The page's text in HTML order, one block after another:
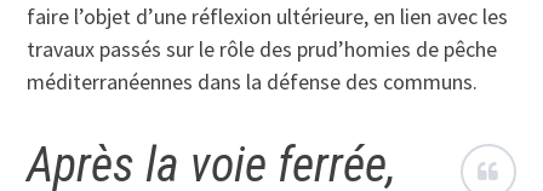
faire l’objet d’une réflexion ultérieure, en lien avec les
travaux passés sur le rôle des prud’homies de pêche
méditerranéennes dans la défense des communs.
Après la voie ferrée,